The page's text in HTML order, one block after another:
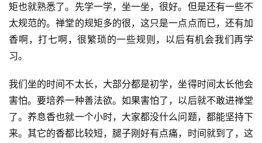
矩也就熟悉了。先学一学，坐一坐，很好。但是还有一些不
太规范的。禅堂的规矩多的很，这只是一点点而已，还有加
香啊，打七啊，很繁琐的一些规则，以后有机会我们再学
习。
我们坐的时间不太长，大部分都是初学，坐得时间太长他会
害怕。要培养一种善法欲。如果害怕了，以后就不敢进禅堂
了。养息香也就一个小时，大家都没什么问题，都能坚持下
来。其它的香都比较短，腿子刚好有点痛，时间就到了，这